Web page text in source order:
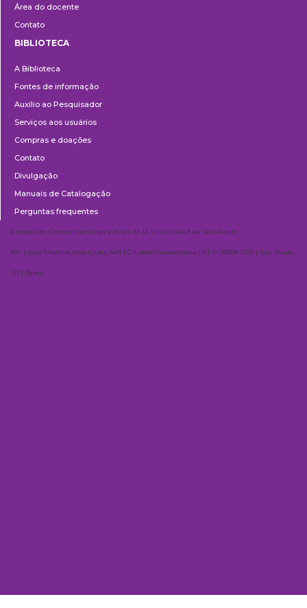
Área do docente
Contato
BIBLIOTECA
A Biblioteca
Fontes de informação
Auxílio ao Pesquisador
Serviços aos usuários
Compras e doações
Contato
Divulgação
Manuais de Catalogação
Perguntas frequentes
Escuela de Comunicaciones y Artes de la Universidad de São Paulo
AV. Lúcio Martins Rodrigues, 443 | Ciudad Universitaria | CEP 05508-020 | São Paulo,
SP | Brasil